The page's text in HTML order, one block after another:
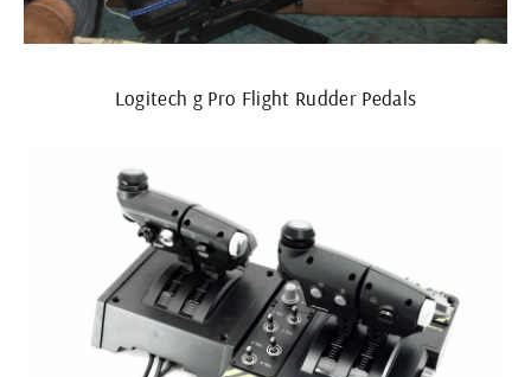
Logitech g Pro Flight Rudder Pedals